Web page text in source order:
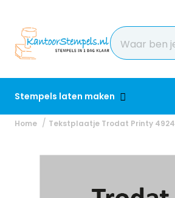
Stempels laten maken
Home Tekstplaatje Trodat Printy 4924